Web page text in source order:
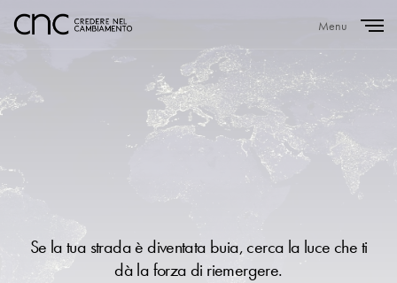
Menu
Se la tua strada è diventata buia, cerca la luce che ti
dà la forza di riemergere.